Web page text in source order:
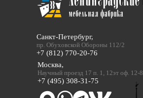
Санкт-Петербург,
пр. Обуховской Обороны 112/2
+7 (812) 770-20-76
Москва,
Научный проезд 17 п. 1, 12эт оф. 12-8
+7 (495) 308-31-75